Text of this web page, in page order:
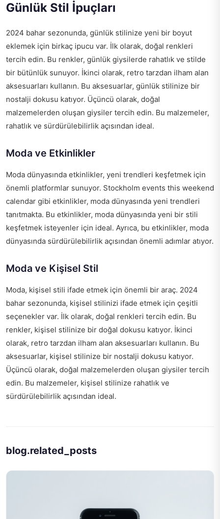
Günlük Stil İpuçları
2024 bahar sezonunda, günlük stilinize yeni bir boyut
eklemek için birkaç ipucu var. İlk olarak, doğal renkleri
tercih edin. Bu renkler, günlük giysilerde rahatlık ve stilde
bir bütünlük sunuyor. İkinci olarak, retro tarzdan ilham alan
aksesuarları kullanın. Bu aksesuarlar, günlük stilinize bir
nostalji dokusu katıyor. Üçüncü olarak, doğal
malzemelerden oluşan giysiler tercih edin. Bu malzemeler,
rahatlık ve sürdürülebilirlik açısından ideal.
Moda ve Etkinlikler
Moda dünyasında etkinlikler, yeni trendleri keşfetmek için
önemli platformlar sunuyor. Stockholm events this weekend
calendar gibi etkinlikler, moda dünyasında yeni trendleri
tanıtmakta. Bu etkinlikler, moda dünyasında yeni bir stili
keşfetmek isteyenler için ideal. Ayrıca, bu etkinlikler, moda
dünyasında sürdürülebilirlik açısından önemli adımlar atıyor.
Moda ve Kişisel Stil
Moda, kişisel stili ifade etmek için önemli bir araç. 2024
bahar sezonunda, kişisel stilinizi ifade etmek için çeşitli
seçenekler var. İlk olarak, doğal renkleri tercih edin. Bu
renkler, kişisel stilinize bir doğal dokusu katıyor. İkinci
olarak, retro tarzdan ilham alan aksesuarları kullanın. Bu
aksesuarlar, kişisel stilinize bir nostalji dokusu katıyor.
Üçüncü olarak, doğal malzemelerden oluşan giysiler tercih
edin. Bu malzemeler, kişisel stilinize rahatlık ve
sürdürülebilirlik açısından ideal.
blog.related_posts